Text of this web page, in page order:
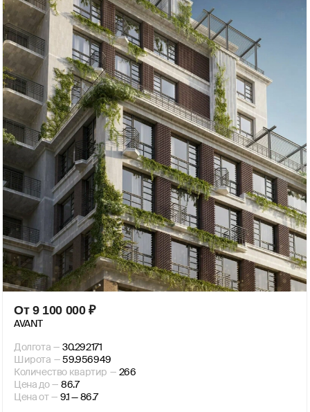
От 9 100 000 ₽
AVANT
Долгота — 30.292171
Широта — 59.956949
Количество квартир — 266
Цена до — 86.7
Цена от — 9.1 — 86.7